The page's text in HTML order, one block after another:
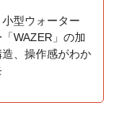
小型ウォーター
WAZER」の加
、操作感がわか